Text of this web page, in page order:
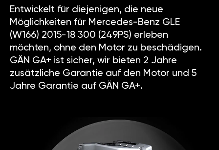
Entwickelt für diejenigen, die neue
Möglichkeiten für Mercedes-Benz GLE
(W166) 2015-18 300 (249PS) erleben
möchten, ohne den Motor zu beschädigen.
GÄN GA+ ist sicher, wir bieten 2 Jahre
zusätzliche Garantie auf den Motor und 5
Jahre Garantie auf GÄN GA+.